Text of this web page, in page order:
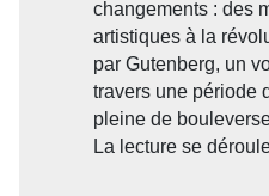
changements : des
artistiques à la
par Gutenberg, un
travers une période
pleine de
La lecture se